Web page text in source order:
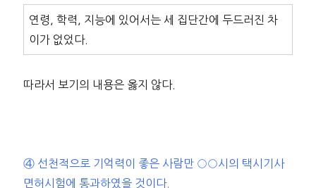
연령, 학력, 지능에 있어서는 세 집단간에 두드러진 차
이가 없었다.
따라서 보기의 내용은 옳지 않다.
④ 선천적으로 기억력이 좋은 사람만 ○○시의 택시기사
면허시험에 통과하였을 것이다.